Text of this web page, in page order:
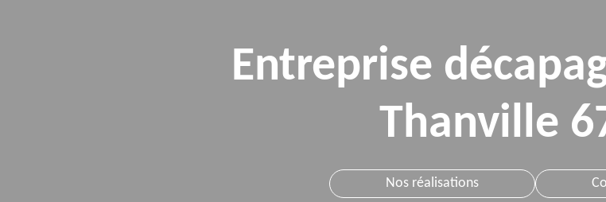
Entreprise
Thanville
Nos réalisations